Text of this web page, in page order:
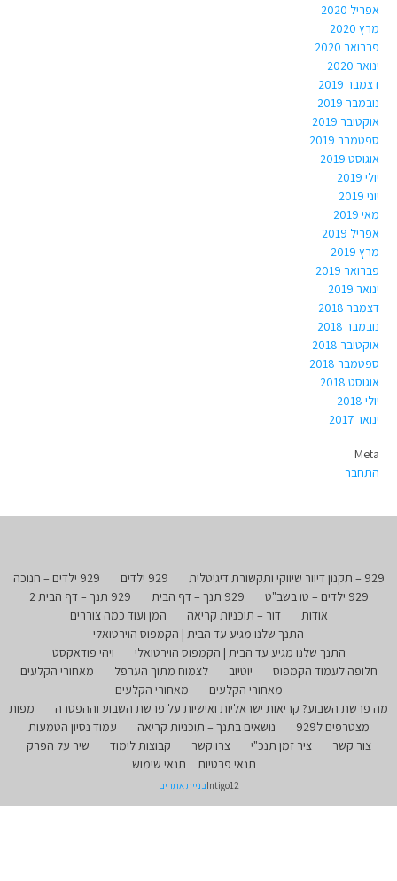
אפריל 2020
מרץ 2020
פברואר 2020
ינואר 2020
דצמבר 2019
נובמבר 2019
אוקטובר 2019
ספטמבר 2019
אוגוסט 2019
יולי 2019
יוני 2019
מאי 2019
אפריל 2019
מרץ 2019
פברואר 2019
ינואר 2019
דצמבר 2018
נובמבר 2018
אוקטובר 2018
ספטמבר 2018
אוגוסט 2018
יולי 2018
ינואר 2017
Meta
התחבר
929 – תקנון דיוור שיווקי ותקשורת דיגיטלית 929 ילדים
929 ילדים – חנוכה
929 ילדים – טו בשב"ט
929 תנך – דף הבית
929 תנך – דף הבית 2
אודות
דור – תוכניות קריאה
המן ועוד כמה צוררים
התנך שלנו מגיע עד הבית | הקמפוס הוירטואלי
התנך שלנו מגיע עד הבית | הקמפוס הוירטואלי
ויהי פודאקסט
חלופה לעמוד הקמפוס
יוטיוב לצמוח מתוך הערפל
מאחורי הקלעים
מאחורי הקלעים
מאחורי הקלעים
מה פרשת השבוע? קריאות ישראליות ואישיות על פרשת השבוע וההפטרה
מפות
מצטרפים ל929
נושאים בתנך – תוכניות קריאה
עמוד נסיון הטמעות
צור קשר
ציר זמן תנכ"י צרו קשר קבוצות לימוד
שיר על הפרק
תנאי פרטיות
תנאי שימוש
Intigo12בניית אתרים